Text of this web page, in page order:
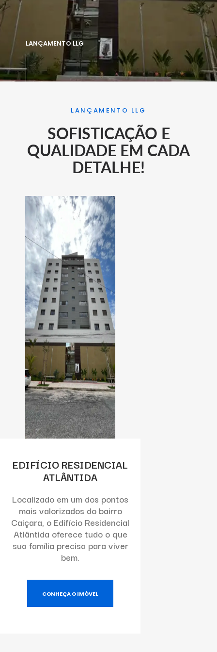
LANÇAMENTO LLG
LANÇAMENTO LLG
SOFISTICAÇÃO E
QUALIDADE EM CADA
DETALHE!
EDIFÍCIO RESIDENCIAL
ATLÂNTIDA
Localizado em um dos pontos
mais valorizados do bairro
Caiçara, o Edifício Residencial
Atlântida oferece tudo o que
sua família precisa para viver
bem.
CONHEÇA O IMÓVEL